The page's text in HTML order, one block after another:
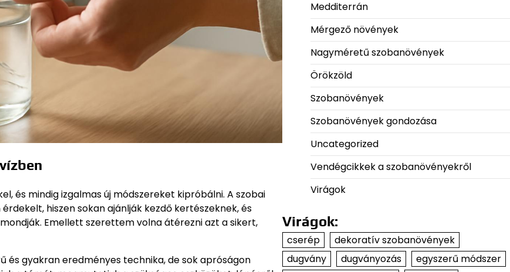
és mindig izgalmas új módszereket kipróbálni. A szobai
hiszen sokan ajánlják kezdő kertészeknek, és
Emellett szerettem volna átérezni azt a sikert,
és gyakran eredményes technika, de sok apróságon
Medditerrán
Mérgező növények
Nagyméretű szobanövények
Örökzöld
Szobanövények
Szobanövények gondozása
Uncategorized
Vendégcikkek a szobanövényekről
Virágok
Virágok:
cserép
dekoratív szobanövények
dugvány
dugványozás
egyszerű módszer